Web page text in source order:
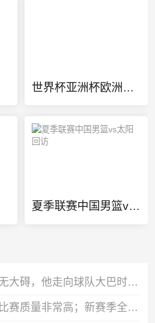
世界杯亚洲杯欧洲杯分别几年一次
夏季联赛中国男篮vs太阳回访
记者：芒特身体并无大碍，他走向球队大巴时面带笑容
阿玛德：和巴黎的比赛质量非常高；新赛季全队都渴望能够斩获佳绩